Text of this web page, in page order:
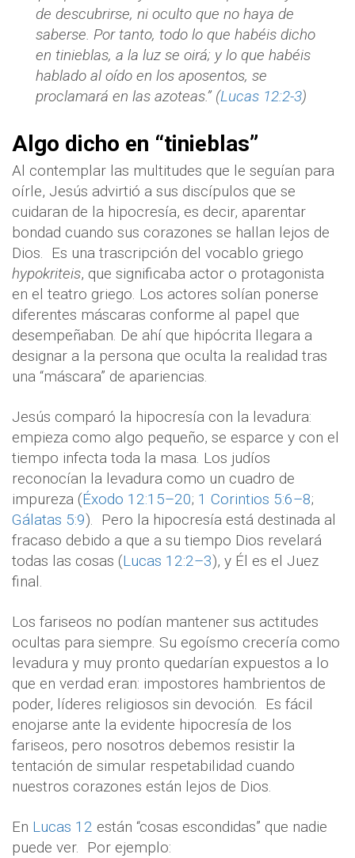
de descubrirse, ni oculto que no haya de
saberse. Por tanto, todo lo que habéis dicho
en tinieblas, a la luz se oirá; y lo que habéis
hablado al oído en los aposentos, se
proclamará en las azoteas.” (Lucas 12:2-3)
Algo dicho en “tinieblas”
Al contemplar las multitudes que le seguían para
oírle, Jesús advirtió a sus discípulos que se
cuidaran de la hipocresía, es decir, aparentar
bondad cuando sus corazones se hallan lejos de
Dios. Es una trascripción del vocablo griego
hypokriteis, que significaba actor o protagonista
en el teatro griego. Los actores solían ponerse
diferentes máscaras conforme al papel que
desempeñaban. De ahí que hipócrita llegara a
designar a la persona que oculta la realidad tras
una “máscara” de apariencias.
Jesús comparó la hipocresía con la levadura:
empieza como algo pequeño, se esparce y con el
tiempo infecta toda la masa. Los judíos
reconocían la levadura como un cuadro de
impureza (Éxodo 12:15–20; 1 Corintios 5:6–8;
Gálatas 5:9). Pero la hipocresía está destinada al
fracaso debido a que a su tiempo Dios revelará
todas las cosas (Lucas 12:2–3), y Él es el Juez
final.
Los fariseos no podían mantener sus actitudes
ocultas para siempre. Su egoísmo crecería como
levadura y muy pronto quedarían expuestos a lo
que en verdad eran: impostores hambrientos de
poder, líderes religiosos sin devoción. Es fácil
enojarse ante la evidente hipocresía de los
fariseos, pero nosotros debemos resistir la
tentación de simular respetabilidad cuando
nuestros corazones están lejos de Dios.
En Lucas 12 están “cosas escondidas” que nadie
puede ver. Por ejemplo: